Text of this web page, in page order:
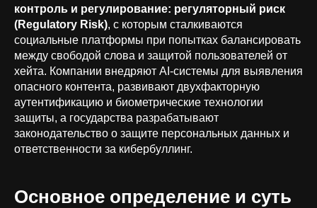
контроль и регулирование: регуляторный риск
(Regulatory Risk), с которым сталкиваются
социальные платформы при попытках балансировать
между свободой слова и защитой пользователей от
хейта. Компании внедряют AI-системы для выявления
опасного контента, развивают двухфакторную
аутентификацию и биометрические технологии
защиты, а государства разрабатывают
законодательство о защите персональных данных и
ответственности за кибербуллинг.
Основное определение и суть